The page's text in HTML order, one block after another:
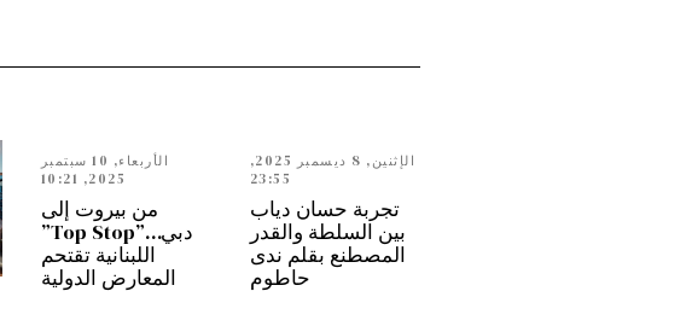
الإثنين, 8 ديسمبر 2025,
23:55
تجربة حسان دياب
بين السلطة والقدر
المصطنع بقلم ندى
حاطوم
الأربعاء, 10 سبتمبر
2025, 10:21
من بيروت إلى
دبي…”Top Stop”
اللبنانية تقتحم
المعارض الدولية